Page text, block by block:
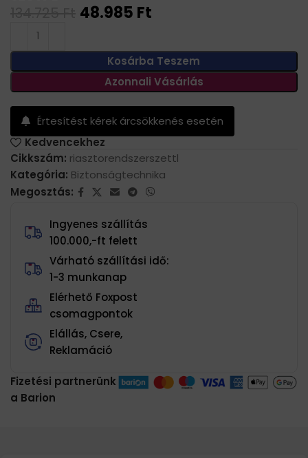
48.985 Ft
Kosárba Teszem
Azonnali Vásárlás
Értesítést kérek árcsökkenés esetén
Kedvencekhez
Cikkszám: riasztorendszerszettl
Kategória: Biztonságtechnika
Megosztás:
Ingyenes szállítás
100.000,-ft felett
Várható szállítási idő:
1-3 munkanap
Elérhető Foxpost
csomagpontok
Elállás, Csere,
Reklamáció
Fizetési partnerünk
a Barion